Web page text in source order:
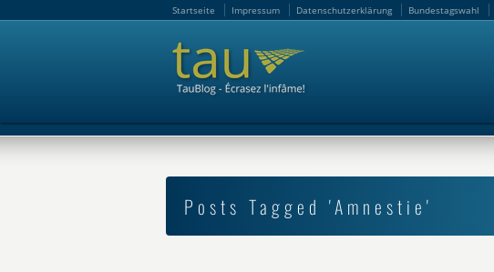
Startseite Impressum Datenschutzerklärung Bundestagswahl
Posts Tagged 'Amnestie'
Startseite Impressum Datenschutzerklärung Bundestagswahl